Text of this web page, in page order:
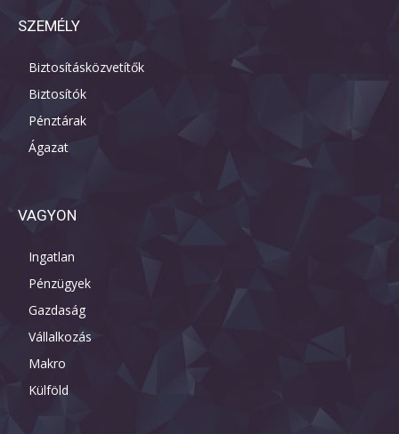
SZEMÉLY
Biztosításközvetítők
Biztosítók
Pénztárak
Ágazat
VAGYON
Ingatlan
Pénzügyek
Gazdaság
Vállalkozás
Makro
Külföld